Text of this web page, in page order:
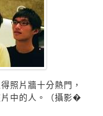
照片牆十分熱門，
中的人。（攝影�